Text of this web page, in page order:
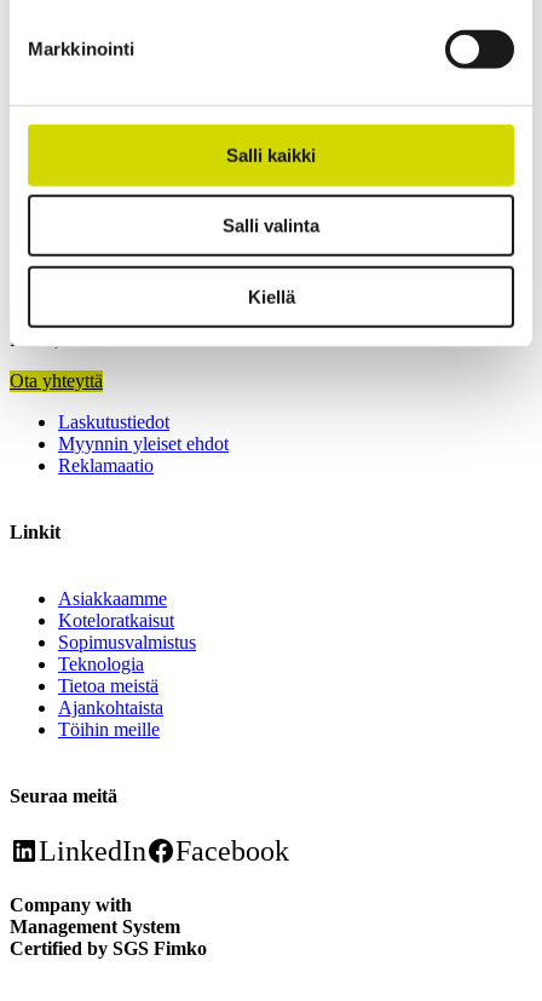
Markkinointi
Salli kaikki
Salli valinta
Kiellä
Pohjan ulkosyvyys
Kiinnostuitko? Ota yhteyttä asiantuntijaamme ja kerromme lisää
Pärnu, Viro
Ota yhteyttä
Laskutustiedot
Myynnin yleiset ehdot
Reklamaatio
Linkit
Asiakkaamme
Koteloratkaisut
Sopimusvalmistus
Teknologia
Tietoa meistä
Ajankohtaista
Töihin meille
Seuraa meitä
LinkedIn Facebook
Company with
Management System
Certified by SGS Fimko